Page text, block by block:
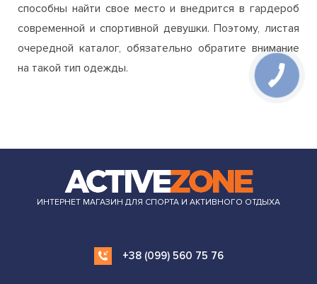
способны найти свое место и внедрится в гардероб
современной и спортивной девушки. Поэтому, листая
очередной каталог, обязательно обратите внимание
на такой тип одежды.
ИНТЕРНЕТ МАГАЗИН ДЛЯ СПОРТА И АКТИВНОГО ОТДЫХА
+38 (099) 560 75 76